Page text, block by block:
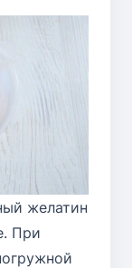
желатин
При